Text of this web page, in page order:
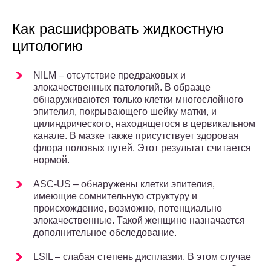
Как расшифровать жидкостную
цитологию
NILM – отсутствие предраковых и
злокачественных патологий. В образце
обнаруживаются только клетки многослойного
эпителия, покрывающего шейку матки, и
цилиндрического, находящегося в цервикальном
канале. В мазке также присутствует здоровая
флора половых путей. Этот результат считается
нормой.
ASC-US – обнаружены клетки эпителия,
имеющие сомнительную структуру и
происхождение, возможно, потенциально
злокачественные. Такой женщине назначается
дополнительное обследование.
LSIL – слабая степень дисплазии. В этом случае